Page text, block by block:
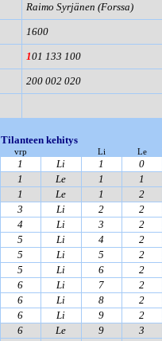
Raimo Syrjänen (Forssa)
1600
101 133 100
200 002 020
Tilanteen kehitys
vrp Li Le
1 Li 1 0
1
Le 1 1
1
Le 1 2
3
Li 2 2
4
Li 3 2
5
Li 4 2
5
Li 5 2
5
Li 6 2
6
Li 7 2
6
Li 8 2
6
Li 9 2
6
Le 9 3